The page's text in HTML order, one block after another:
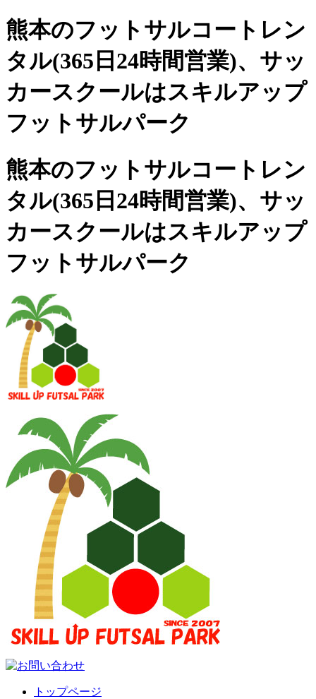
熊本のフットサルコートレン
タル(365日24時間営業)、 サッ
カースクールはスキルアップ
フットサルパーク
熊本のフットサルコートレン
タル(365日24時間営業)、サッ
カースクールはスキルアップ
フットサルパーク
トップページ